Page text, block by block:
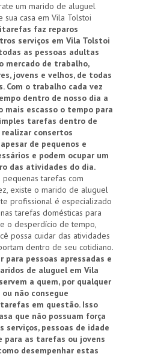
um marido de aluguel
casa em Vila Tolstoi
faz reparos
serviços em Vila Tolstoi
as pessoas adultas
mercado de trabalho,
jovens e velhos, de todas
Com o trabalho cada vez
dentro de nosso dia a
mais escasso o tempo para
tarefas dentro de
consertos
de pequenos e
e podem ocupar um
das atividades do dia.
tarefas com
existe o marido de aluguel
profissional é especializado
tarefas domésticas para
o desperdício de tempo,
possa cuidar das atividades
dentro de seu cotidiano.
para pessoas apressadas e
de aluguel em Vila
a quem, por qualquer
não consegue
em questão. Isso
que não possuam força
serviços, pessoas de idade
para as tarefas ou jovens
desempenhar estas